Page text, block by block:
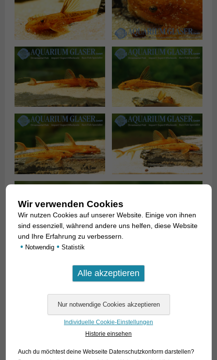
Kurt konnte, es dauerte aber seine Zeit. Wie er schon vorher
geahnt hatte, brauchte es vier Generationen, um einen
jetzt anbieten.
Wir verwenden Cookies
Wir nutzen Cookies auf unserer Website. Einige von ihnen
sind essenziell, während andere uns helfen, diese Website
und Ihre Erfahrung zu verbessern.
• Notwendig • Statistik
Individuelle Cookie-Einstellungen
Historie einsehen
Auch du möchtest deine Webseite Datenschutzkonform darstellen?